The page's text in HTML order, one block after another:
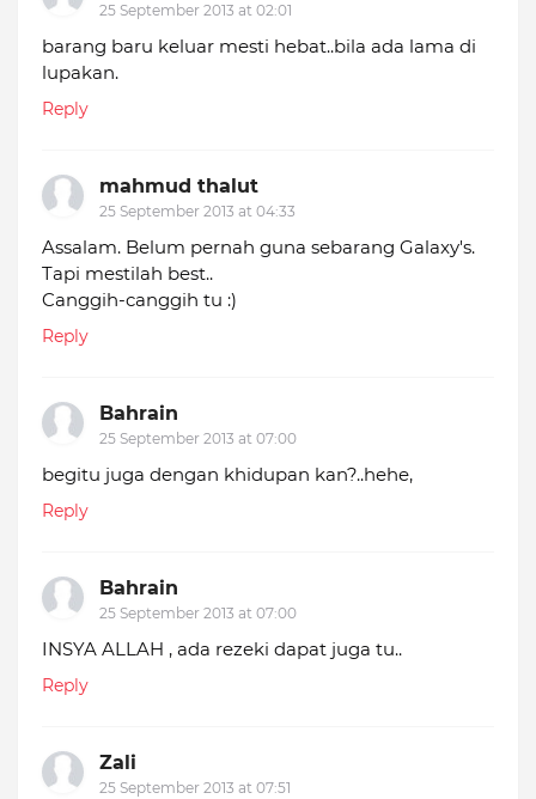
25 September 2013 at 02:01
barang baru keluar mesti hebat..bila ada lama di
lupakan.
Reply
mahmud thalut
25 September 2013 at 04:33
Assalam. Belum pernah guna sebarang Galaxy's.
Tapi mestilah best..
Canggih-canggih tu :)
Reply
Bahrain
25 September 2013 at 07:00
begitu juga dengan khidupan kan?..hehe,
Reply
Bahrain
25 September 2013 at 07:00
INSYA ALLAH , ada rezeki dapat juga tu..
Reply
Zali
25 September 2013 at 07:51